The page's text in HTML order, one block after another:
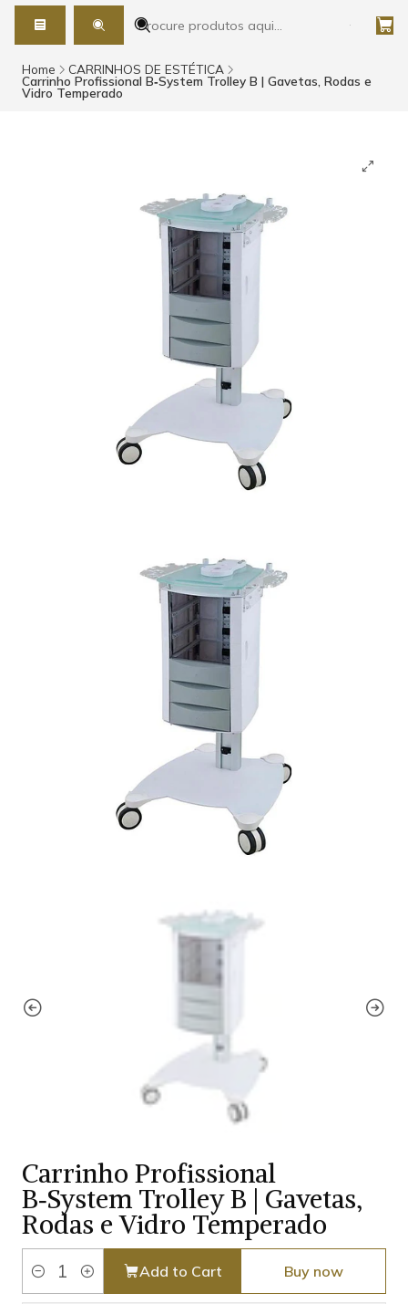
Home CARRINHOS DE ESTÉTICA
Carrinho Profissional B‑System Trolley B | Gavetas, Rodas e
Vidro Temperado
Carrinho Profissional
B‑System Trolley B | Gavetas,
Rodas e Vidro Temperado
Quantity
Add to Cart Buy now